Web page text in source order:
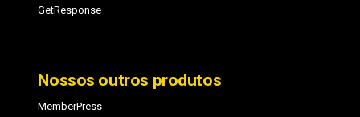
GetResponse
Nossos outros produtos
MemberPress